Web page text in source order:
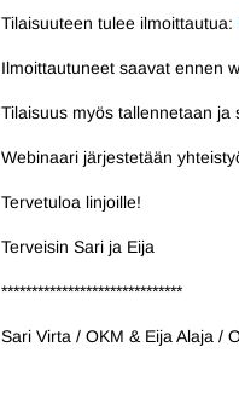
Tilaisuuteen tulee ilmoittautua:
Ilmoittautuneet saavat ennen
Tilaisuus myös tallennetaan ja
Webinaari järjestetään
Tervetuloa linjoille!
Terveisin Sari ja Eija
******************************
Sari Virta / OKM & Eija Alaja /